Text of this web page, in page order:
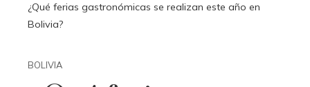
¿Qué ferias gastronómicas se realizan este año en
Bolivia?
BOLIVIA